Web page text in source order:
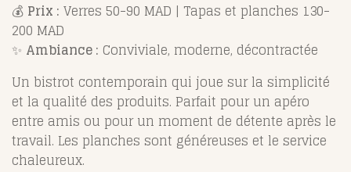
💰 Prix : Verres 50-90 MAD | Tapas et planches 130-
200 MAD
✨ Ambiance : Conviviale, moderne, décontractée
Un bistrot contemporain qui joue sur la simplicité
et la qualité des produits. Parfait pour un apéro
entre amis ou pour un moment de détente après le
travail. Les planches sont généreuses et le service
chaleureux.